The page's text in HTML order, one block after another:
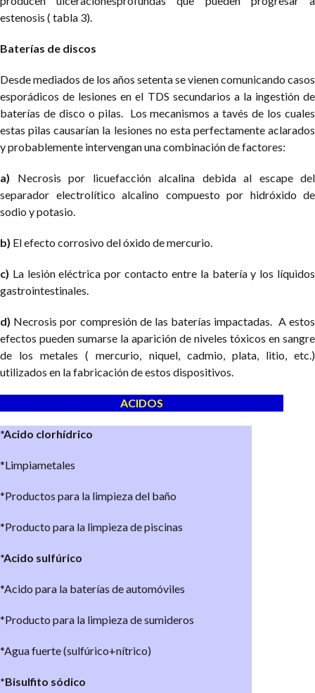
estenosis ( tabla 3).
Baterías de discos
Desde mediados de los años setenta se vienen comunicando casos
esporádicos de lesiones en el TDS secundarios a la ingestión de
baterías de disco o pilas. Los mecanismos a tavés de los cuales
estas pilas causarían la lesiones no esta perfectamente aclarados
y probablemente intervengan una combinación de factores:
a) Necrosis por licuefacción alcalina debida al escape del
separador electrolítico alcalino compuesto por hidróxido de
sodio y potasio.
b) El efecto corrosivo del óxido de mercurio.
c) La lesión eléctrica por contacto entre la batería y los líquidos
gastrointestinales.
d) Necrosis por compresión de las baterías impactadas. A estos
efectos pueden sumarse la aparición de niveles tóxicos en sangre
de los metales ( mercurio, niquel, cadmio, plata, litio, etc.)
utilizados en la fabricación de estos dispositivos.
ACIDOS
*Acido clorhídrico
*Limpiametales
*Productos para la limpieza del baño
*Producto para la limpieza de piscinas
*Acido sulfúrico
*Acido para la baterías de automóviles
*Producto para la limpieza de sumideros
*Agua fuerte (sulfúrico+nítrico)
*Bisulfito sódico